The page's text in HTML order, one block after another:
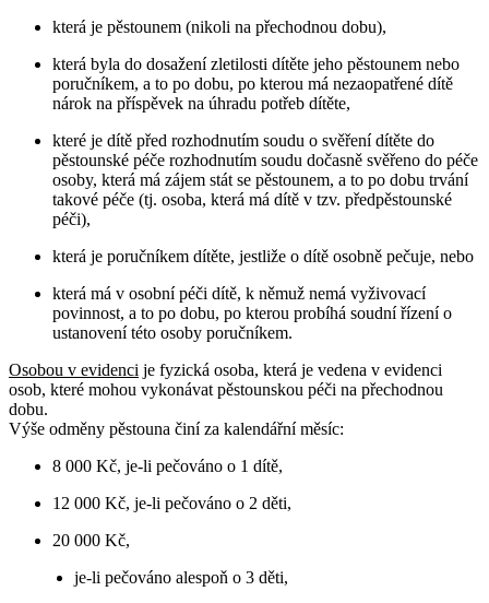
která je pěstounem (nikoli na přechodnou dobu),
která byla do dosažení zletilosti dítěte jeho pěstounem nebo
poručníkem, a to po dobu, po kterou má nezaopatřené dítě
nárok na příspěvek na úhradu potřeb dítěte,
které je dítě před rozhodnutím soudu o svěření dítěte do
pěstounské péče rozhodnutím soudu dočasně svěřeno do péče
osoby, která má zájem stát se pěstounem, a to po dobu trvání
takové péče (tj. osoba, která má dítě v tzv. předpěstounské
péči),
která je poručníkem dítěte, jestliže o dítě osobně pečuje, nebo
která má v osobní péči dítě, k němuž nemá vyživovací
povinnost, a to po dobu, po kterou probíhá soudní řízení o
ustanovení této osoby poručníkem.
Osobou v evidenci je fyzická osoba, která je vedena v evidenci
osob, které mohou vykonávat pěstounskou péči na přechodnou
dobu.
Výše odměny pěstouna činí za kalendářní měsíc:
8 000 Kč, je-li pečováno o 1 dítě,
12 000 Kč, je-li pečováno o 2 děti,
20 000 Kč,
je-li pečováno alespoň o 3 děti,